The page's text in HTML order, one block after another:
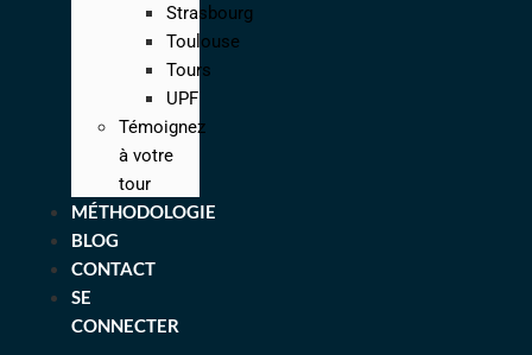
Strasbourg
Toulouse
Tours
UPF
Témoignez
à votre
tour
MÉTHODOLOGIE
BLOG
CONTACT
SE
CONNECTER